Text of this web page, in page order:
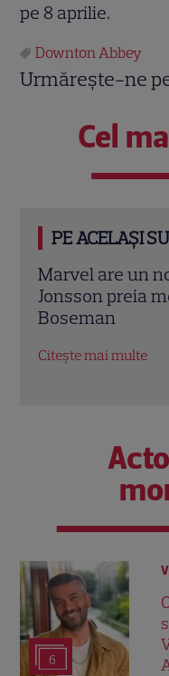
pe 8 aprilie.
Downton Abbey
Urmărește-ne
Cel
PE ACELAȘI
Ryan Gosling
Universul
Comic-Con i-a
Citește mai multe
6